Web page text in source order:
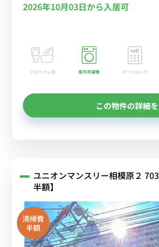
2026年10月03日から入居可
バストイレ別 室内洗濯機 オートロック
この物件の詳細
ユニオンマンスリー相模原２
半額】
清掃費
半額